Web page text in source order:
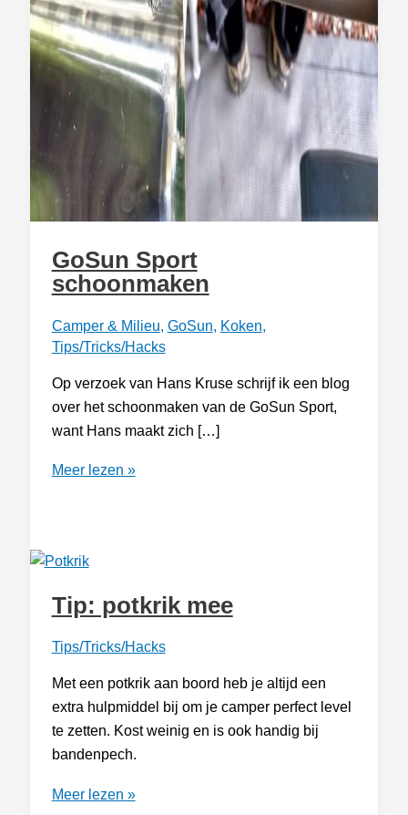
GoSun Sport
schoonmaken
Camper & Milieu, GoSun, Koken,
Tips/Tricks/Hacks
Op verzoek van Hans Kruse schrijf ik een blog
over het schoonmaken van de GoSun Sport,
want Hans maakt zich […]
GoSun
Meer lezen »
Tip: potkrik mee
Tips/Tricks/Hacks
Met een potkrik aan boord heb je altijd een
extra hulpmiddel bij om je camper perfect level
te zetten. Kost weinig en is ook handig bij
bandenpech.
Tip:
Meer lezen »